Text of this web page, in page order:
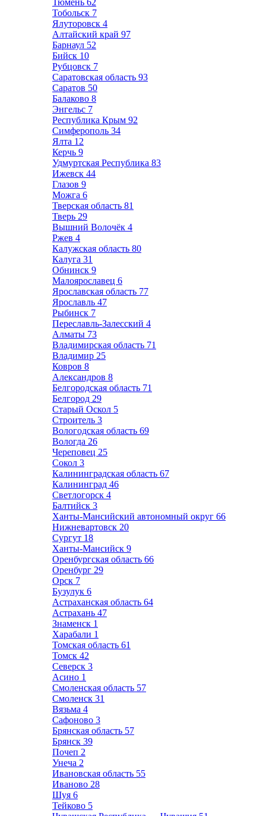
Тюмень 62
Тобольск 7
Ялуторовск 4
Алтайский край 97
Барнаул 52
Бийск 10
Рубцовск 7
Саратовская область 93
Саратов 50
Балаково 8
Энгельс 7
Республика Крым 92
Симферополь 34
Ялта 12
Керчь 9
Удмуртская Республика 83
Ижевск 44
Глазов 9
Можга 6
Тверская область 81
Тверь 29
Вышний Волочёк 4
Ржев 4
Калужская область 80
Калуга 31
Обнинск 9
Малоярославец 6
Ярославская область 77
Ярославль 47
Рыбинск 7
Переславль-Залесский 4
Алматы 73
Владимирская область 71
Владимир 25
Ковров 8
Александров 8
Белгородская область 71
Белгород 29
Старый Оскол 5
Строитель 3
Вологодская область 69
Вологда 26
Череповец 25
Сокол 3
Калининградская область 67
Калининград 46
Светлогорск 4
Балтийск 3
Ханты-Мансийский автономный округ 66
Нижневартовск 20
Сургут 18
Ханты-Мансийск 9
Оренбургская область 66
Оренбург 29
Орск 7
Бузулук 6
Астраханская область 64
Астрахань 47
Знаменск 1
Харабали 1
Томская область 61
Томск 42
Северск 3
Асино 1
Смоленская область 57
Смоленск 31
Вязьма 4
Сафоново 3
Брянская область 57
Брянск 39
Почеп 2
Унеча 2
Ивановская область 55
Иваново 28
Шуя 6
Тейково 5